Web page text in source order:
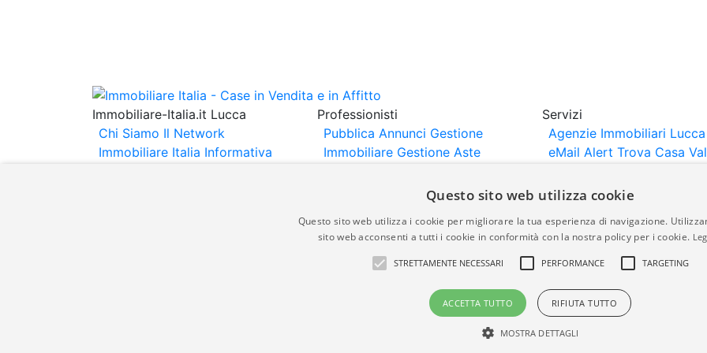
Immobiliare-Italia.it Lucca
Chi Siamo Il Network
Immobiliare Italia Informativa
Professionisti
Pubblica Annunci Gestione
Immobiliare Gestione Aste
Importazione
Servizi
Agenzie Immobiliari Lucca
eMail Alert Trova Casa
Gli annunci immobiliari presenti su immobiliare-italia.it vengono pubblicati da agenzie immobiliari e
italia.it quindi non è responsabile della veridicità, della correttezza, della completezza, della
Questo sito web utilizza cookie
Questo sito web utilizza i cookie per migliorare la tua esperienza di navigazione.
sito web acconsenti a tutti i cookie in conformità con la nostra policy per i cookie.
STRETTAMENTE NECESSARI PERFORMANCE TARGETING
ACCETTA TUTTO RIFIUTA TUTTO
MOSTRA DETTAGLI